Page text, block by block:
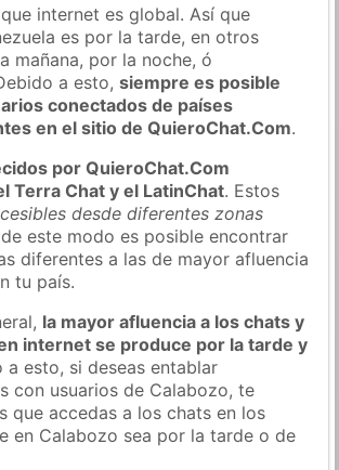
internet es global. Así que
es por la tarde, en otros
mañana, por la noche, ó
a esto,siempre es posible
conectados de países
en el sitio de QuieroChat.Com.
por QuieroChat.Com
Terra Chat y el LatinChat. Estos
desde diferentes zonas
este modo es posible encontrar
diferentes a las de mayor afluencia
tu país.
la mayor afluencia a los chats y
internet se produce por la tarde y
a esto, si deseas entablar
con usuarios de Calabozo, te
que accedas a los chats en los
en Calabozo sea por la tarde o de